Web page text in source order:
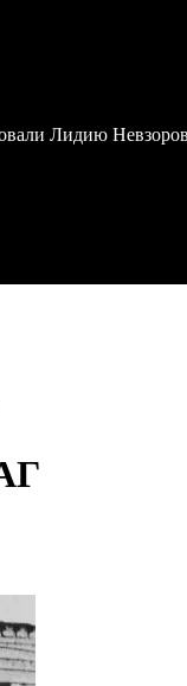
Лидию